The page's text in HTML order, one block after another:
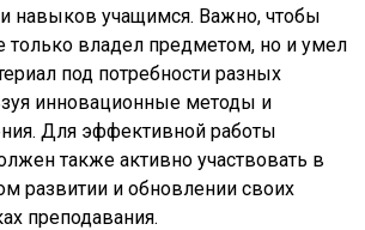
навыков учащимся. Важно, чтобы
только владел предметом, но и умел
под потребности разных
инновационные методы и
Для эффективной работы
также активно участвовать в
развитии и обновлении своих
преподавания.